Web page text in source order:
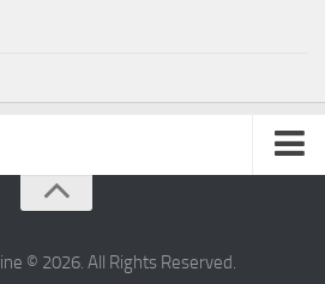
© 2026. All Rights Reserved.